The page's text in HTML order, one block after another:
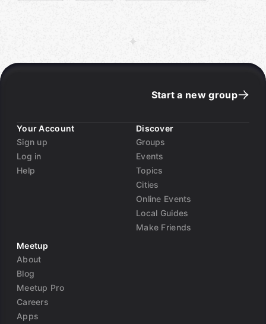
Start a new group
Your Account
Sign up
Log in
Help
Discover
Groups
Events
Topics
Cities
Online Events
Local Guides
Make Friends
Meetup
About
Blog
Meetup Pro
Careers
Apps